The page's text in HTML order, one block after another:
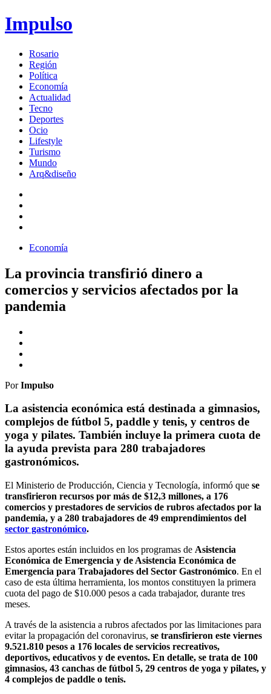
Impulso
Rosario
Región
Política
Economía
Actualidad
Tecno
Deportes
Ocio
Lifestyle
Turismo
Mundo
Arq&diseño
Economía
La provincia transfirió dinero a
comercios y servicios afectados por la
pandemia
PorImpulso
La asistencia económica está destinada a gimnasios,
complejos de fútbol 5, paddle y tenis, y centros de
yoga y pilates. También incluye la primera cuota de
la ayuda prevista para 280 trabajadores
gastronómicos.
El Ministerio de Producción, Ciencia y Tecnología, informó que se
transfirieron recursos por más de $12,3 millones, a 176
comercios y prestadores de servicios de rubros afectados por la
pandemia, y a 280 trabajadores de 49 emprendimientos del
sector gastronómico.
Estos aportes están incluidos en los programas de Asistencia
Económica de Emergencia y de Asistencia Económica de
Emergencia para Trabajadores del Sector Gastronómico. En el
caso de esta última herramienta, los montos constituyen la primera
cuota del pago de $10.000 pesos a cada trabajador, durante tres
meses.
A través de la asistencia a rubros afectados por las limitaciones para
evitar la propagación del coronavirus, se transfirieron este viernes
9.521.810 pesos a 176 locales de servicios recreativos,
deportivos, educativos y de eventos. En detalle, se trata de 100
gimnasios, 43 canchas de fútbol 5, 29 centros de yoga y pilates, y
4 complejos de paddle o tenis.